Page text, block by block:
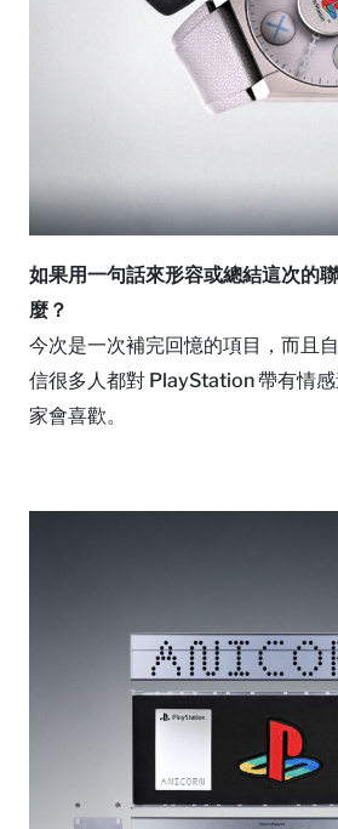
如果用一句話來形容或總結這次的
麼？
今次是一次補完回憶的項目，而且
信很多人都對 PlayStation 帶有情
家會喜歡。